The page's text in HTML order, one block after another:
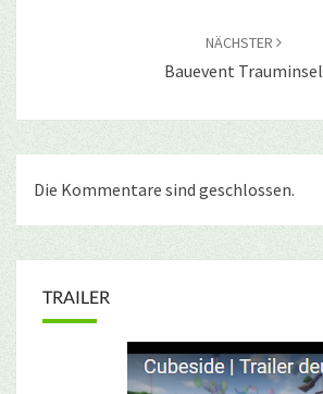
NÄCHSTER
Bauevent Trauminsel
Die Kommentare sind geschlossen.
TRAILER